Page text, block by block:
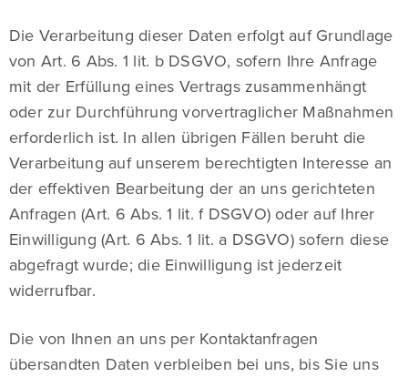
Die Verarbeitung dieser Daten erfolgt auf Grundlage
von Art. 6 Abs. 1 lit. b DSGVO, sofern Ihre Anfrage
mit der Erfüllung eines Vertrags zusammenhängt
oder zur Durchführung vorvertraglicher Maßnahmen
erforderlich ist. In allen übrigen Fällen beruht die
Verarbeitung auf unserem berechtigten Interesse an
der effektiven Bearbeitung der an uns gerichteten
Anfragen (Art. 6 Abs. 1 lit. f DSGVO) oder auf Ihrer
Einwilligung (Art. 6 Abs. 1 lit. a DSGVO) sofern diese
abgefragt wurde; die Einwilligung ist jederzeit
widerrufbar.
Die von Ihnen an uns per Kontaktanfragen
übersandten Daten verbleiben bei uns, bis Sie uns